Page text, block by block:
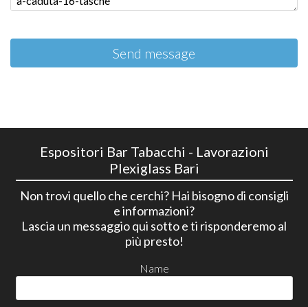
Send message
Espositori Bar Tabacchi - Lavorazioni
Plexiglass Bari
Non trovi quello che cerchi? Hai bisogno di consigli
e informazioni?
Lascia un messaggio qui sotto e ti risponderemo al
più presto!
Name